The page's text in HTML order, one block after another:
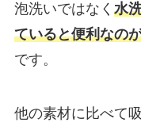
泡洗いではなく 水
ていると便利なの
です。
他の素材に比べて